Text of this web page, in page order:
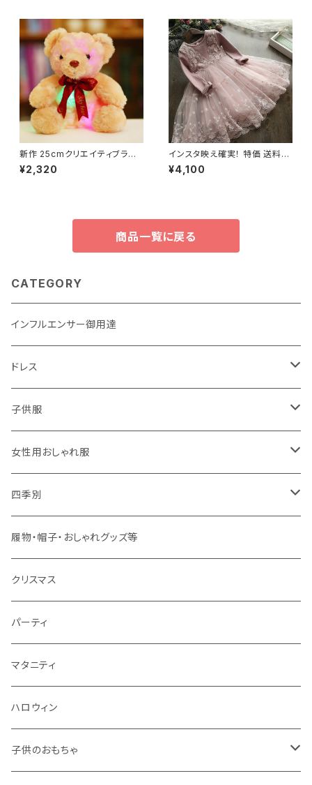
新作 25cmクリエイティブライト
アップLEDテディベアぬいぐるみ
カラフルな輝くクリスマスギフト
¥2,320
インスタ映え確実！ 特価 送料無
料！！ 3歳から8歳用 秋冬の長袖
ガールズドレス 花刺繡 キッズ ド
フラワーデザイン
¥4,100
商品一覧に戻る
CATEGORY
インフルエンサー御用達
ドレス
子供用
大人用
子供服
男の子用
春夏用
秋冬用
女の子用
春夏用
秋冬用
女性用おしゃれ服
ドレス
春夏用
秋冬用
四季別
春
夏
秋
冬
履物・帽子・おしゃれグッズ等
クリスマス
パーティ
マタニティ
ハロウィン
子供のおもちゃ